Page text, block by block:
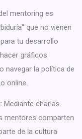
mentoring es
que no vienen
tu desarrollo
gráficos
navegar la política de
online.
Mediante charlas
mentores comparten
de la cultura